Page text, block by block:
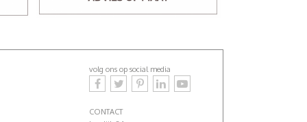
volg ons op social media
CONTACT